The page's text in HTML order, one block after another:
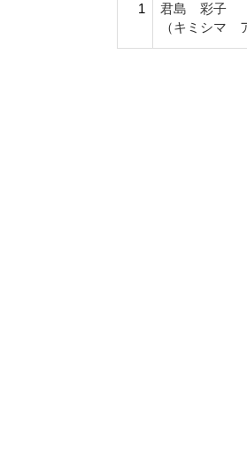
1
君島 彩子
（キミシマ